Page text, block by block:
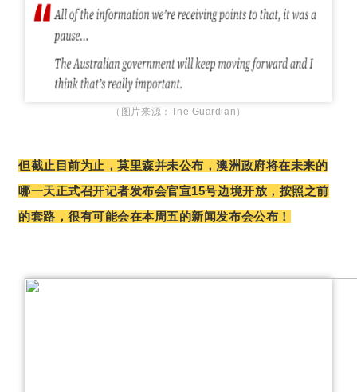
（图片来源：The Guardian）
但截止目前为止，莫里森并未公布，澳洲政府将在未来的
哪一天正式召开记者发布会官宣15号边境开放，按照之前
的套路，很有可能会在本周五的新闻发布会公布！